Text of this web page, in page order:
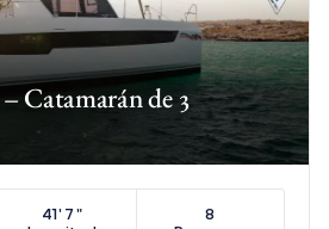
Catamarán de 3
41'7"
8